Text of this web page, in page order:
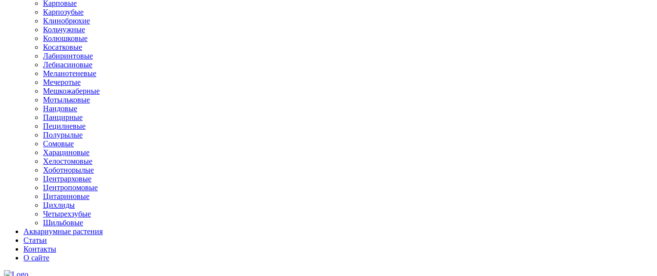
Карповые
Карпозубые
Клинобрюхие
Кольчужные
Колюшковые
Косатковые
Лабиринтовые
Лебиасиновые
Меланотеневые
Мечеротые
Мешкожаберные
Мотыльковые
Нандовые
Панцирные
Пецилиевые
Полурылые
Сомовые
Харациновые
Хелостомовые
Хоботнорылые
Центрарховые
Центропомовые
Цитариновые
Цихлиды
Четырехзубые
Шильбовые
Аквариумные растения
Статьи
Контакты
О сайте